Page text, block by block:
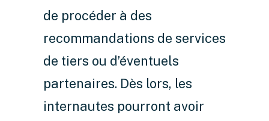
de procéder à des
recommandations de services
de tiers ou d’éventuels
partenaires. Dès lors, les
internautes pourront avoir